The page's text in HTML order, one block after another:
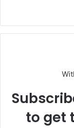
to get